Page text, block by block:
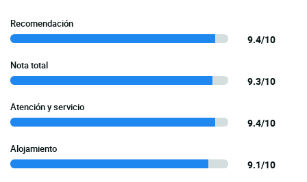
Recomendación
9.4/10
Nota total
9.3/10
Atención y servicio
9.4/10
Alojamiento
9.1/10